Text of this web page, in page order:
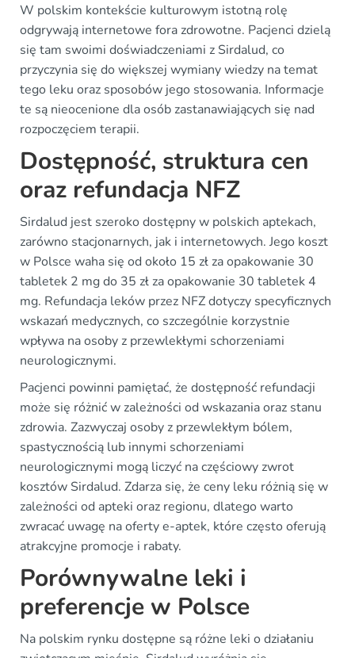
W polskim kontekście kulturowym istotną rolę
odgrywają internetowe fora zdrowotne. Pacjenci dzielą
się tam swoimi doświadczeniami z Sirdalud, co
przyczynia się do większej wymiany wiedzy na temat
tego leku oraz sposobów jego stosowania. Informacje
te są nieocenione dla osób zastanawiających się nad
rozpoczęciem terapii.
Dostępność, struktura cen
oraz refundacja NFZ
Sirdalud jest szeroko dostępny w polskich aptekach,
zarówno stacjonarnych, jak i internetowych. Jego koszt
w Polsce waha się od około 15 zł za opakowanie 30
tabletek 2 mg do 35 zł za opakowanie 30 tabletek 4
mg. Refundacja leków przez NFZ dotyczy specyficznych
wskazań medycznych, co szczególnie korzystnie
wpływa na osoby z przewlekłymi schorzeniami
neurologicznymi.
Pacjenci powinni pamiętać, że dostępność refundacji
może się różnić w zależności od wskazania oraz stanu
zdrowia. Zazwyczaj osoby z przewlekłym bólem,
spastycznością lub innymi schorzeniami
neurologicznymi mogą liczyć na częściowy zwrot
kosztów Sirdalud. Zdarza się, że ceny leku różnią się w
zależności od apteki oraz regionu, dlatego warto
zwracać uwagę na oferty e-aptek, które często oferują
atrakcyjne promocje i rabaty.
Porównywalne leki i
preferencje w Polsce
Na polskim rynku dostępne są różne leki o działaniu